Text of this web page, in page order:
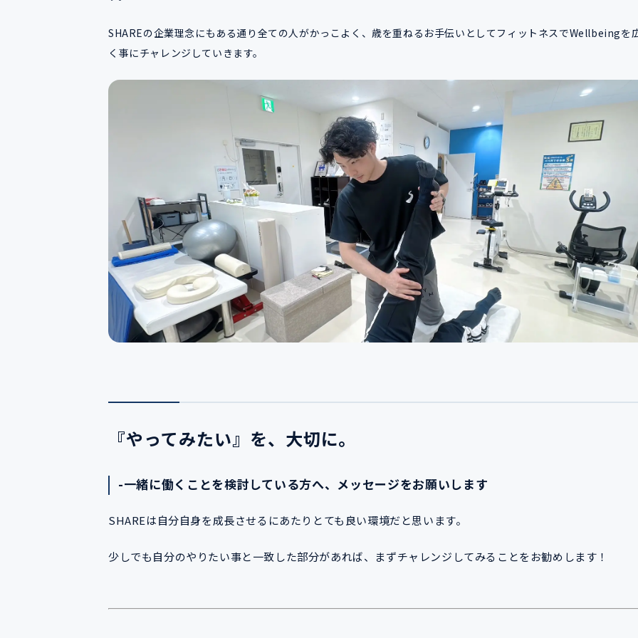
SHAREの企業理念にもある通り全ての人がかっこよく、歳を重ねるお手伝いとしてフィットネスでWellbeingを
く事にチャレンジしていきます。
『やってみたい』を、大切に。
-一緒に働くことを検討している方へ、メッセージをお願いします
SHAREは自分自身を成長させるにあたりとても良い環境だと思います。
少しでも自分のやりたい事と一致した部分があれば、まずチャレンジしてみることをお勧めします！